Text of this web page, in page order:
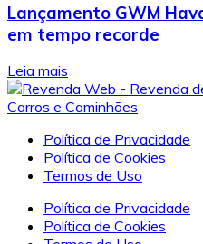
Lançamento GWM
em tempo recorde
Leia mais
Política de Privacidade
Política de Cookies
Termos de Uso
Política de Privacidade
Política de Cookies